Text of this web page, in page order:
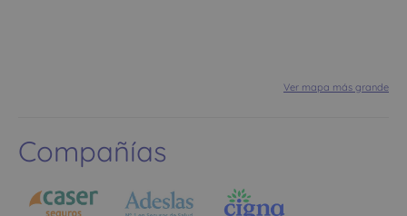
Ver mapa más grande
Compañías